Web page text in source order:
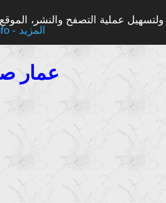
عملية التصفح والنشر،
More info - المزيد
عمار